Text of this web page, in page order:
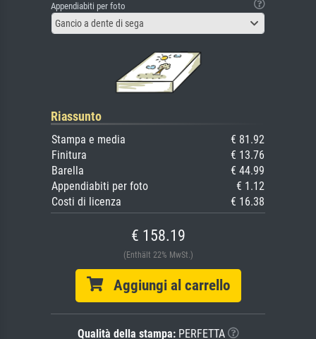
Appendiabiti per foto
Gancio a dente di sega
Riassunto
Stampa e media
€ 81.92
Finitura
€ 13.76
Barella
€ 44.99
Appendiabiti per foto
€ 1.12
Costi di licenza
€ 16.38
€ 158.19
(Enthält 22% MwSt.)
Aggiungi al carrello
Qualità della stampa:PERFETTA